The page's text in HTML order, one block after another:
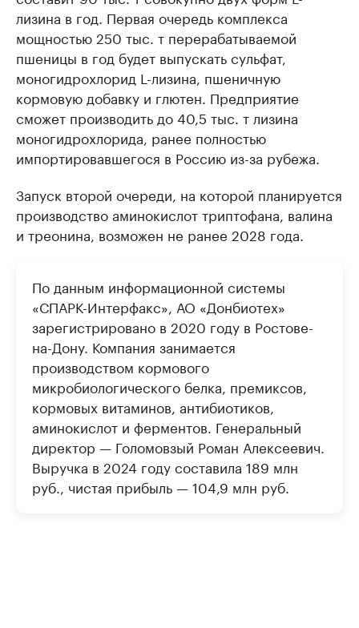
лизина в год. Первая очередь комплекса
мощностью 250 тыс. т перерабатываемой
пшеницы в год будет выпускать сульфат,
моногидрохлорид L-лизина, пшеничную
кормовую добавку и глютен. Предприятие
сможет производить до 40,5 тыс. т лизина
моногидрохлорида, ранее полностью
импортировавшегося в Россию из-за рубежа.
Запуск второй очереди, на которой планируется
производство аминокислот триптофана, валина
и треонина, возможен не ранее 2028 года.
По данным информационной системы
«СПАРК-Интерфакс», АО «Донбиотех»
зарегистрировано в 2020 году в Ростове-
на-Дону. Компания занимается
производством кормового
микробиологического белка, премиксов,
кормовых витаминов, антибиотиков,
аминокислот и ферментов. Генеральный
директор — Голомовзый Роман Алексеевич.
Выручка в 2024 году составила 189 млн
руб., чистая прибыль — 104,9 млн руб.